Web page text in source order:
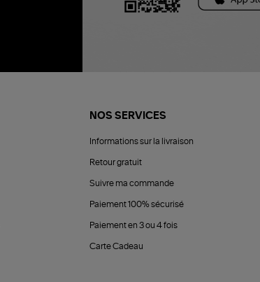
NOS SERVICES
Informations sur la livraison
Retour gratuit
Suivre ma commande
Paiement 100% sécurisé
Paiement en 3 ou 4 fois
Carte Cadeau